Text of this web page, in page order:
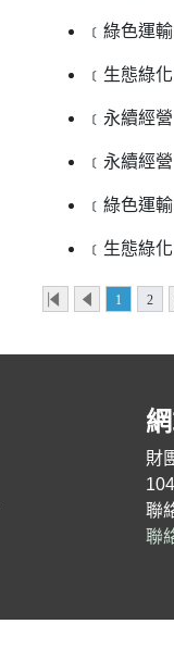
﹝綠色運輸
﹝生態綠化
﹝永續經營
﹝永續經營
﹝綠色運輸
﹝生態綠化
點擊回到第一頁
點擊回到前一頁
1 2
財
聯
聯